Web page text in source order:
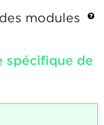
modules
spécifique de